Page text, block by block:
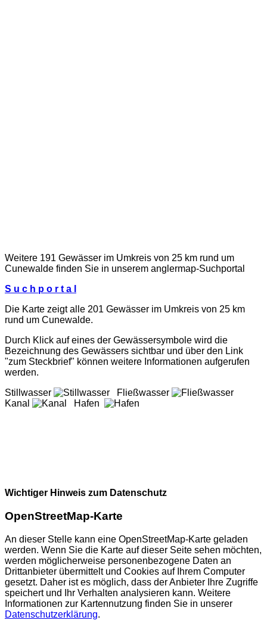
Weitere 191 Gewässer im Umkreis von 25 km rund um
Cunewalde finden Sie in unserem anglermap-Suchportal
S u c h p o r t a l
Die Karte zeigt alle 201 Gewässer im Umkreis von 25 km
rund um Cunewalde.
Durch Klick auf eines der Gewässersymbole wird die
Bezeichnung des Gewässers sichtbar und über den Link
"zum Steckbrief" können weitere Informationen aufgerufen
werden.
Stillwasser
Fließwasser
Kanal
Hafen
Wichtiger Hinweis zum Datenschutz
OpenStreetMap-Karte
An dieser Stelle kann eine OpenStreetMap-Karte geladen
werden. Wenn Sie die Karte auf dieser Seite sehen möchten,
werden möglicherweise personenbezogene Daten an
Drittanbieter übermittelt und Cookies auf Ihrem Computer
gesetzt. Daher ist es möglich, dass der Anbieter Ihre Zugriffe
speichert und Ihr Verhalten analysieren kann. Weitere
Informationen zur Kartennutzung finden Sie in unserer
Datenschutzerklärung.